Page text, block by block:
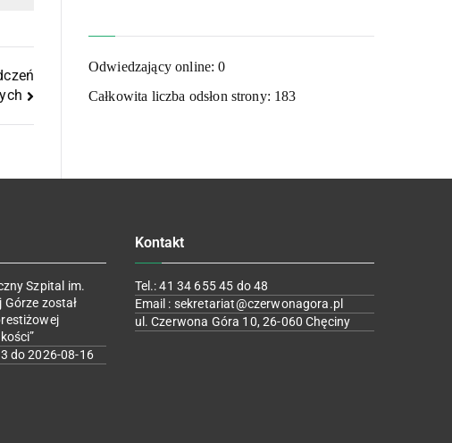
Odwiedzający online:0
Całkowita liczba odsłon strony: 183
Szpital im.
Górze został
do 2026-08-16
Kontakt
Tel.: 41 34 655 45 do 48
Email : sekretariat@czerwonagora.pl
ul. Czerwona Góra 10, 26-060 Chęciny